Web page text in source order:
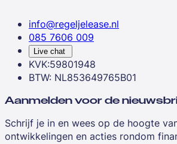
info@regeljelease.nl
085 7606 009
Live chat
KVK:59801948
BTW: NL853649765B01
Aanmelden voor de
Schrijf je in en wees op de hoogte
ontwikkelingen en acties rondom